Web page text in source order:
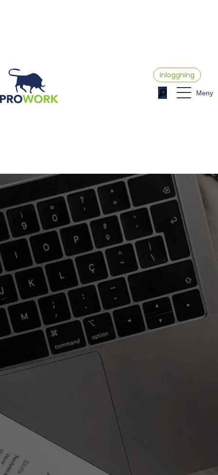
Inloggning
Meny